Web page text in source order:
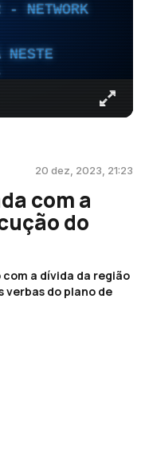
NETWORK
NESTE
20 dez, 2023, 21:23
com a
do
a dívida da região
verbas do plano de